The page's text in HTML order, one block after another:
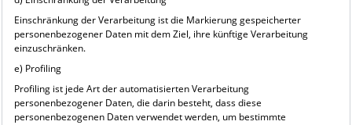
Einschränkung der Verarbeitung ist die Markierung gespeicherter
personenbezogener Daten mit dem Ziel, ihre künftige Verarbeitung
einzuschränken.
e) Profiling
Profiling ist jede Art der automatisierten Verarbeitung
personenbezogener Daten, die darin besteht, dass diese
personenbezogenen Daten verwendet werden, um bestimmte